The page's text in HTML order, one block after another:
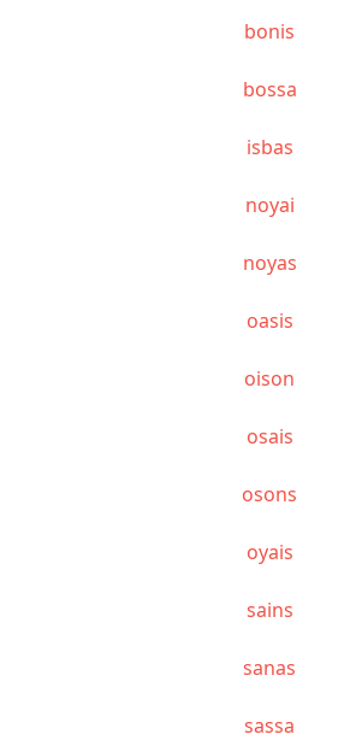
bonis
bossa
isbas
noyai
noyas
oasis
oison
osais
osons
oyais
sains
sanas
sassa